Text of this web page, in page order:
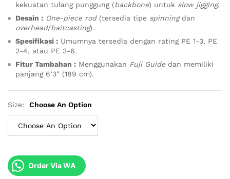
kekuatan tulang punggung (backbone) untuk slow jigging.
Desain : One-piece rod(tersedia tipe spinningdan
overhead/baitcasting).
Spesifikasi : Umumnya tersedia dengan rating PE 1-3, PE
2-4, atau PE 3-6.
Fitur Tambahan : Menggunakan Fuji Guidedan memiliki
panjang 6’3″ (189 cm).
Size: Choose An Option
Order Via WA